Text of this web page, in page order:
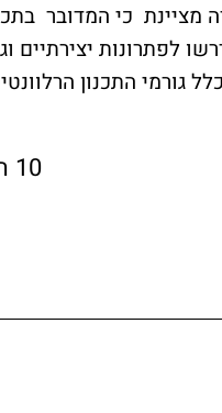
כי המדובר
לפתרונות
גורמי התכנון
10 תגובות